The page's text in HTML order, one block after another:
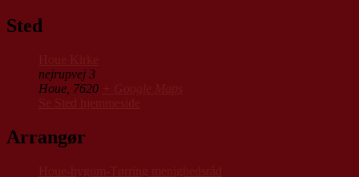
Sted
nejrupvej 3
Houe 7620
Arrangør